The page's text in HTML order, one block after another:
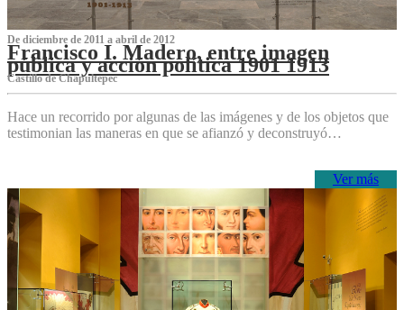
De diciembre de 2011 a abril de 2012
Francisco I. Madero, entre imagen
pública y acción política 1901 1913
Castillo de Chapultepec
Hace un recorrido por algunas de las imágenes y de los objetos que
testimonian las maneras en que se afianzó y deconstruyó…
Ver más